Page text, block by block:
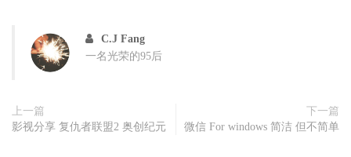
C.J Fang
一名光荣的95后
上一篇
影视分享 复仇者联盟2 奥创纪元
下一篇
微信 For windows 简洁 但不简单